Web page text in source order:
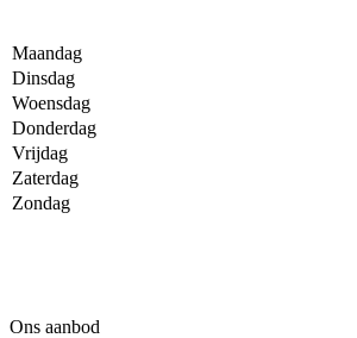
Maandag
Dinsdag
Woensdag
Donderdag
Vrijdag
Zaterdag
Zondag
Ons aanbod